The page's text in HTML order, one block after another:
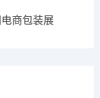
商包装展